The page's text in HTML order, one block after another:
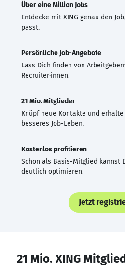
Über eine Million Jobs
Entdecke mit XING genau den
passt.
Persönliche Job-Angebote
Lass Dich finden von
Recruiter·innen.
21 Mio. Mitglieder
Knüpf neue Kontakte und
besseres Job-Leben.
Kostenlos profitieren
Schon als Basis-Mitglied kannst
deutlich optimieren.
Jetzt
21 Mio. XING